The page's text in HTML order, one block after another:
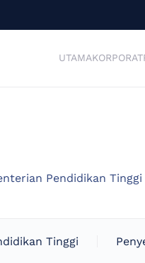
UTAMAKORPORAT
Pendidikan
Tinggi